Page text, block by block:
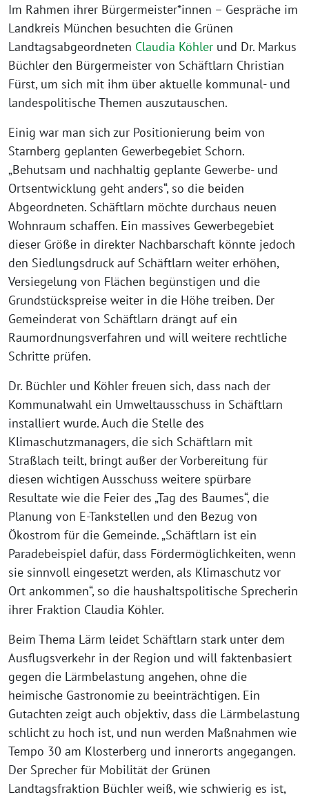
Im Rahmen ihrer Bürgermeister*innen – Gespräche im
Landkreis München besuchten die Grünen
Landtagsabgeordneten Claudia Köhler und Dr. Markus
Büchler den Bürgermeister von Schäftlarn Christian
Fürst, um sich mit ihm über aktuelle kommunal- und
landespolitische Themen auszutauschen.
Einig war man sich zur Positionierung beim von
Starnberg geplanten Gewerbegebiet Schorn.
„Behutsam und nachhaltig geplante Gewerbe- und
Ortsentwicklung geht anders“, so die beiden
Abgeordneten. Schäftlarn möchte durchaus neuen
Wohnraum schaffen. Ein massives Gewerbegebiet
dieser Größe in direkter Nachbarschaft könnte jedoch
den Siedlungsdruck auf Schäftlarn weiter erhöhen,
Versiegelung von Flächen begünstigen und die
Grundstückspreise weiter in die Höhe treiben. Der
Gemeinderat von Schäftlarn drängt auf ein
Raumordnungsverfahren und will weitere rechtliche
Schritte prüfen.
Dr. Büchler und Köhler freuen sich, dass nach der
Kommunalwahl ein Umweltausschuss in Schäftlarn
installiert wurde. Auch die Stelle des
Klimaschutzmanagers, die sich Schäftlarn mit
Straßlach teilt, bringt außer der Vorbereitung für
diesen wichtigen Ausschuss weitere spürbare
Resultate wie die Feier des „Tag des Baumes“, die
Planung von E-Tankstellen und den Bezug von
Ökostrom für die Gemeinde. „Schäftlarn ist ein
Paradebeispiel dafür, dass Fördermöglichkeiten, wenn
sie sinnvoll eingesetzt werden, als Klimaschutz vor
Ort ankommen“, so die haushaltspolitische Sprecherin
ihrer Fraktion Claudia Köhler.
Beim Thema Lärm leidet Schäftlarn stark unter dem
Ausflugsverkehr in der Region und will faktenbasiert
gegen die Lärmbelastung angehen, ohne die
heimische Gastronomie zu beeinträchtigen. Ein
Gutachten zeigt auch objektiv, dass die Lärmbelastung
schlicht zu hoch ist, und nun werden Maßnahmen wie
Tempo 30 am Klosterberg und innerorts angegangen.
Der Sprecher für Mobilität der Grünen
Landtagsfraktion Büchler weiß, wie schwierig es ist,